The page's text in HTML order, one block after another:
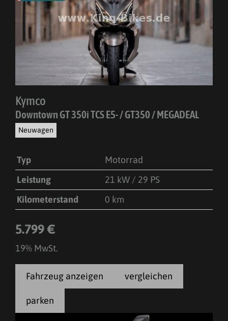
Kymco
Downtown GT 350i TCS E5- / GT350 / MEGADEAL
Neuwagen
Typ
Motorrad
Leistung
21 kW / 29 PS
Kilometerstand
0 km
5.799 €
19% MwSt.
Fahrzeug anzeigen vergleichen
parken